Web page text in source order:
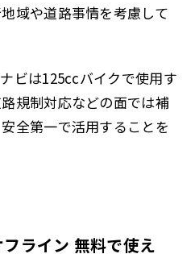
域や道路事情を考慮して
ビは125ccバイクで使用す
規制対応などの面では補
全第一で活用することを
ライン 無料で使え